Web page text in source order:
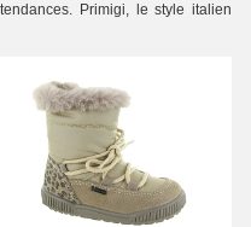
Primigi, le style italien